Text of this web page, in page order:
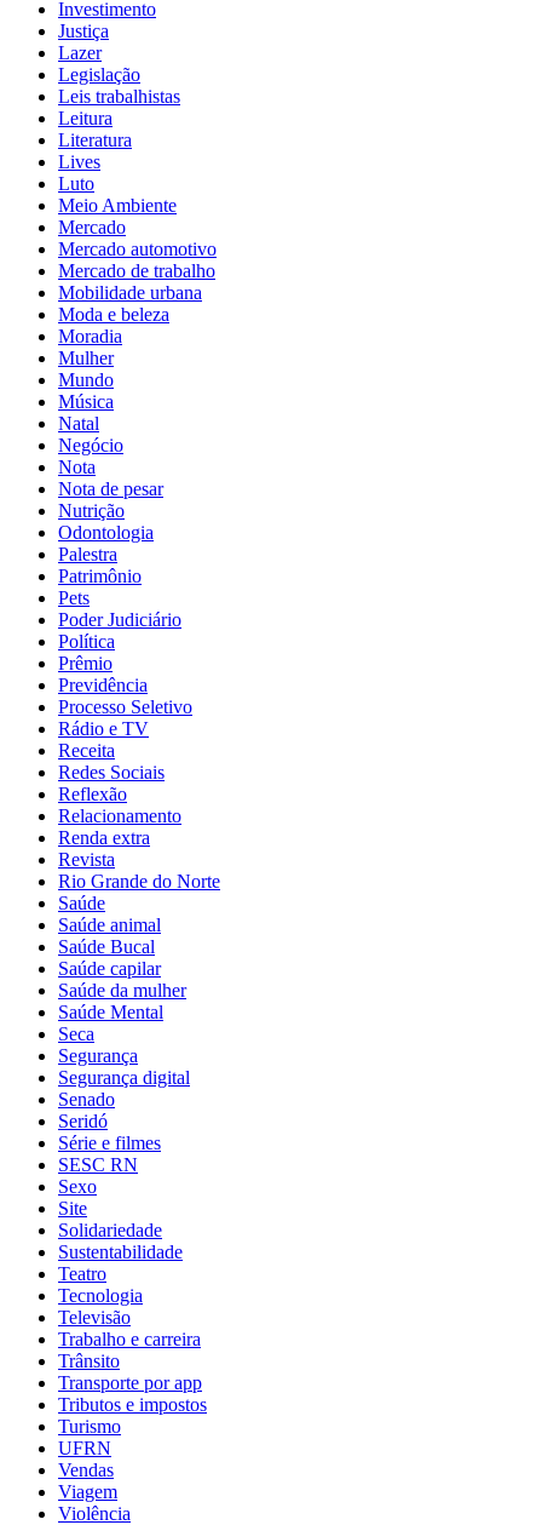
Investimento
Justiça
Lazer
Legislação
Leis trabalhistas
Leitura
Literatura
Lives
Luto
Meio Ambiente
Mercado
Mercado automotivo
Mercado de trabalho
Mobilidade urbana
Moda e beleza
Moradia
Mulher
Mundo
Música
Natal
Negócio
Nota
Nota de pesar
Nutrição
Odontologia
Palestra
Patrimônio
Pets
Poder Judiciário
Política
Prêmio
Previdência
Processo Seletivo
Rádio e TV
Receita
Redes Sociais
Reflexão
Relacionamento
Renda extra
Revista
Rio Grande do Norte
Saúde
Saúde animal
Saúde Bucal
Saúde capilar
Saúde da mulher
Saúde Mental
Seca
Segurança
Segurança digital
Senado
Seridó
Série e filmes
SESC RN
Sexo
Site
Solidariedade
Sustentabilidade
Teatro
Tecnologia
Televisão
Trabalho e carreira
Trânsito
Transporte por app
Tributos e impostos
Turismo
UFRN
Vendas
Viagem
Violência